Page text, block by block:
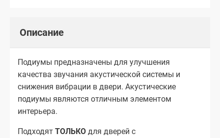
Описание
Подиумы предназначены для улучшения
качества звучания акустической системы и
снижения вибрации в двери. Акустические
подиумы являются отличным элементом
интерьера.
Подходят ТОЛЬКО для дверей с